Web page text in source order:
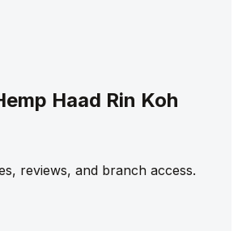
Haad Rin Koh
reviews, and branch access.